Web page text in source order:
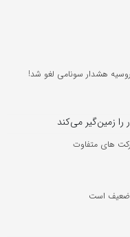
زمین‌گیر می‌کند
ضعیف است